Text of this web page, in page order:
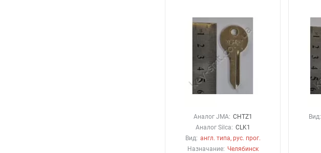
Аналог JMA: CHTZ1
Аналог Silca: CLK1
Вид: англ. типа, рус. прог.
Назначание: Челябинск
Вид: